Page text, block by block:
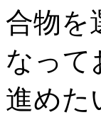
合物を
なって
進めた